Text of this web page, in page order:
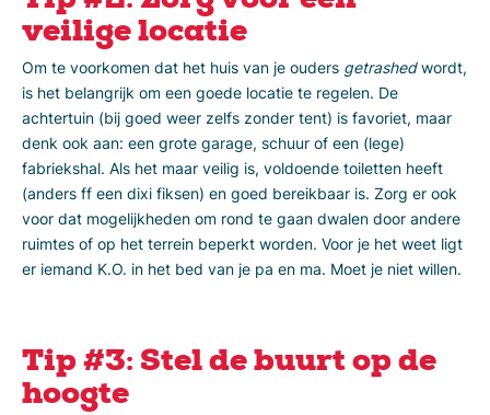
veilige locatie
Om te voorkomen dat het huis van je ouders getrashedwordt,
is het belangrijk om een goede locatie te regelen. De
achtertuin (bij goed weer zelfs zonder tent) is favoriet, maar
denk ook aan: een grote garage, schuur of een (lege)
fabriekshal. Als het maar veilig is, voldoende toiletten heeft
(anders ff een dixi fiksen) en goed bereikbaar is. Zorg er ook
voor dat mogelijkheden om rond te gaan dwalen door andere
ruimtes of op het terrein beperkt worden. Voor je het weet ligt
er iemand K.O. in het bed van je pa en ma. Moet je niet willen.
Tip #3: Stel de buurt op de
hoogte